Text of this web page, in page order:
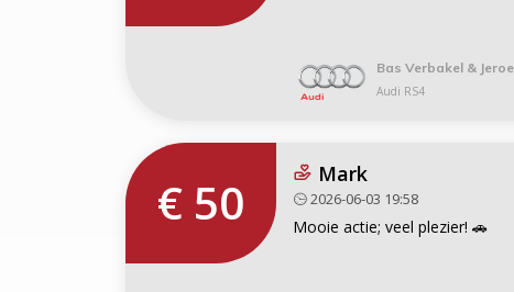
Bas Verbakel &
Audi RS4
€ 50 Mark
2026-06-03 19:58
Mooie actie; veel plezier! 🚗